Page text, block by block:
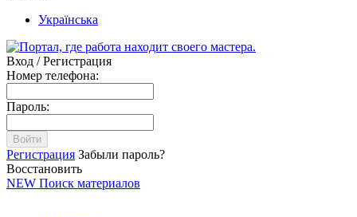
Українська
Вход / Регистрация
Номер телефона:
Пароль:
Войти
Регистрация Забыли пароль?
Восстановить
NEW Поиск материалов